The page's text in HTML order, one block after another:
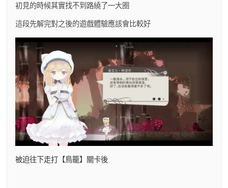
初見的時候其實找不到路繞了一大圈
這段先解完對之後的遊戲體驗應該會比較好
被迫往下走打【鳥籠】關卡後